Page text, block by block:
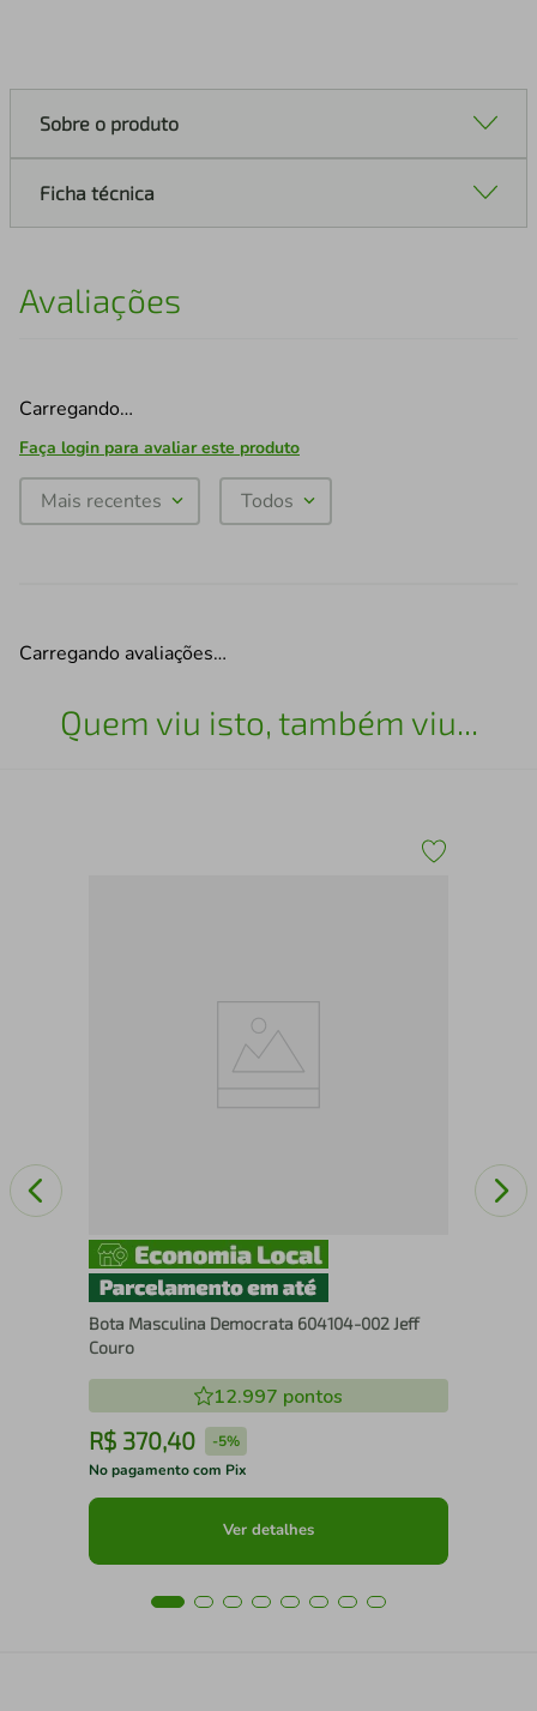
Sobre o produto
Ficha técnica
Avaliações
Carregando…
Faça login para avaliar este produto
Mais recentes Todos
Carregando avaliações…
Quem viu isto, também viu...
Bota Masculina Democrata 604104-002 Jeff
Couro
12.997 pontos
R$ 370,40 -5%
No pagamento com Pix
Ver detalhes